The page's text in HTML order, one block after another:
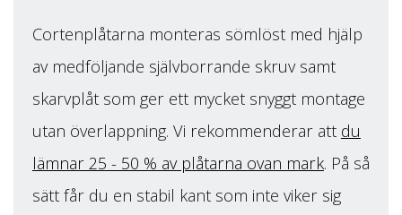
Cortenplåtarna monteras sömlöst med hjälp
av medföljande självborrande skruv samt
skarvplåt som ger ett mycket snyggt montage
utan överlappning. Vi rekommenderar att du
lämnar 25 - 50 % av plåtarna ovan mark. På så
sätt får du en stabil kant som inte viker sig